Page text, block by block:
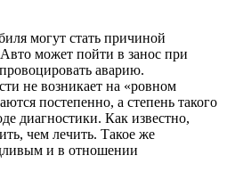
могут стать причиной
может пойти в занос при
аварию.
не возникает на «ровном
постепенно, а степень такого
диагностики. Как известно,
чем лечить. Такое же
и в отношении